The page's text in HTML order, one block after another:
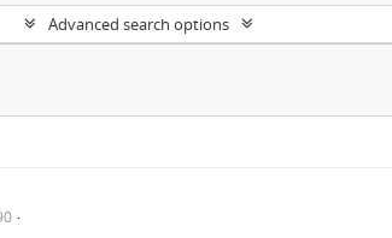
Advanced search options